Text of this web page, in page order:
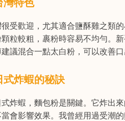
灣特色
受歡迎，尤其適合鹽酥雞之類
粒較粗，裹粉時容易不均勻。
議混合一點太白粉，可以改善口
式炸蝦的秘訣
炸蝦，麵包粉是關鍵。它炸出
會影響效果。我曾經用過受潮